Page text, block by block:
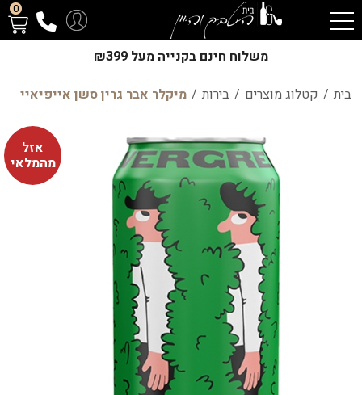
0
משלוח חינם בקנייה מעל ₪399
בית / קטלוג מוצרים / בירות / מיקלר אבר גרין סשן אייפיאיי
אזל
מהמלאי